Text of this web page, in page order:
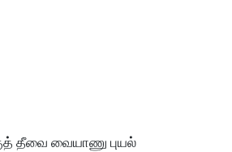
தீவை வையாணு புயல்